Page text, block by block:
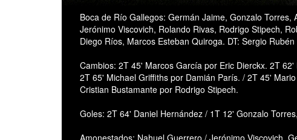
Boca de Río Gallegos: Germán Jaime, Gonzalo Torres,
Jerónimo Viscovich, Rolando Rivas, Rodrigo Stipech,
Diego Ríos, Marcos Esteban Quiroga. DT: Sergio Rubén
Cambios: 2T 45' Marcos García por Eric Dierckx. 2T
2T 65' Michael Griffiths por Damián París. / 2T 45'
Cristian Bustamante por Rodrigo Stipech.
Goles: 2T 64' Daniel Hernández / 1T 12' Gonzalo